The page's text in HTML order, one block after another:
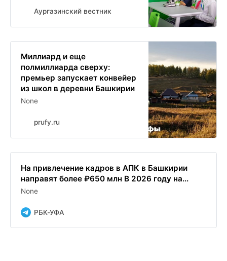
Аургазинский вестник
Миллиард и еще
полмиллиарда сверху:
премьер запускает конвейер
из школ в деревни Башкирии
None
prufy.ru
На привлечение кадров в АПК в Башкирии
направят более ₽650 млн В 2026 году на...
None
РБК-УФА